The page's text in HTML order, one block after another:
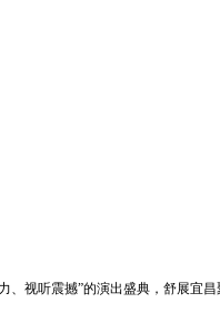
视听震撼”的演出盛典，舒展宜